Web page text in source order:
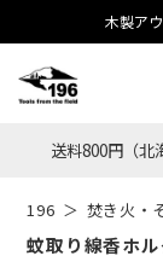
木製ア
送料800円（
196 焚き火・
蚊取り線香ホル